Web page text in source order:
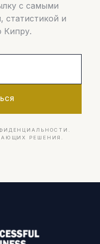
с самыми
статистикой и
Кипру.
РЕШЕНИЯ.